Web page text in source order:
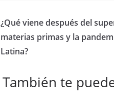
¿Qué viene después del
materias primas y la
Latina?
También te